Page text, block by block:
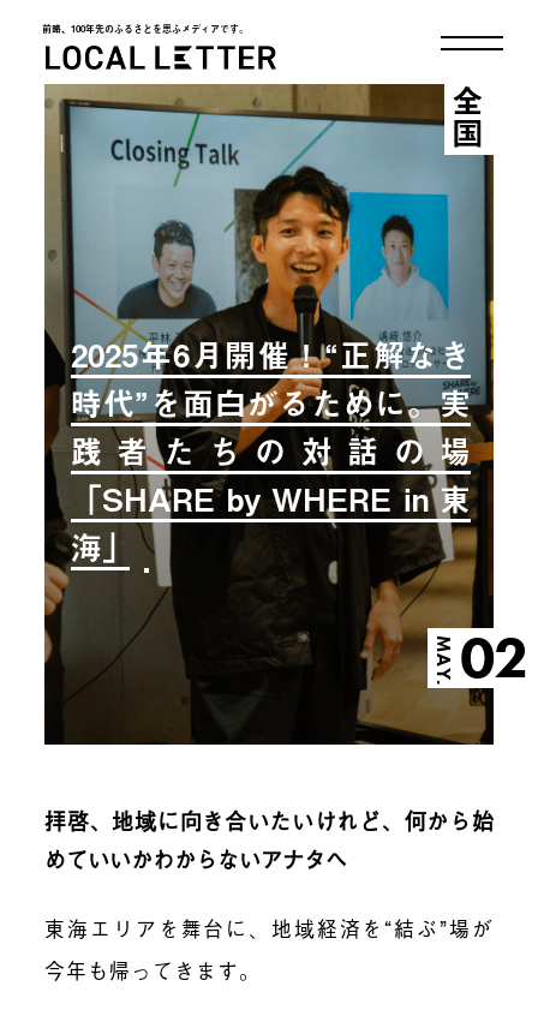
前略、100年先のふるさとを思ふメディアです。
LOCAL LETTER
2025年6月開催！“正解なき
時代”を面白がるために。実
践者たちの対話の場
「SHARE by WHERE in 東
海」
MAY. 02
全国
拝啓、地域に向き合いたいけれど、何から始
めていいかわからないアナタへ
東海エリアを舞台に、地域経済を“結ぶ”場が
今年も帰ってきます。